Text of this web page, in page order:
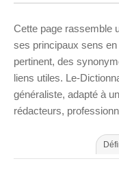
Cette page rassemble
ses principaux sens
pertinent, des
liens utiles. Le-
généraliste, adapté à
rédacteurs,